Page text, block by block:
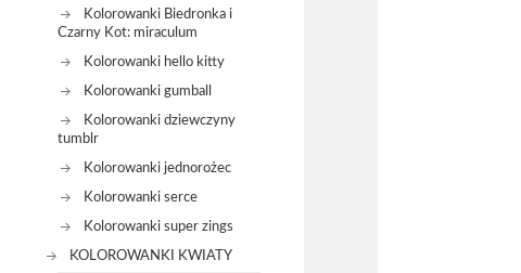
Kolorowanki Biedronka i
Czarny Kot: miraculum
Kolorowanki hello kitty
Kolorowanki gumball
Kolorowanki dziewczyny
tumblr
Kolorowanki jednorożec
Kolorowanki serce
Kolorowanki super zings
KOLOROWANKI KWIATY